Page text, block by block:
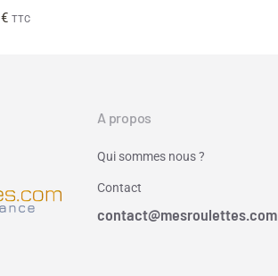
€ TTC
A propos
Qui sommes nous ?
Contact
contact@mesroulettes.com